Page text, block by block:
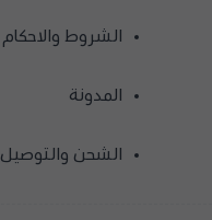
الشروط والاحكام
المدونة
الشحن والتوصيل